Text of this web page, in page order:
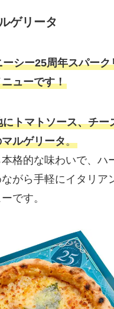
ゲリータ
シー25周年スパーク
ューです！
トマトソース、チー
ルゲリータ。
格的な味わいで、ハ
がら手軽にイタリア
です。